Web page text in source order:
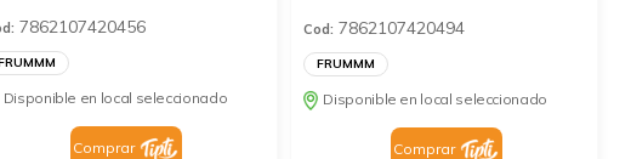
7862107420456
Disponible en local seleccionado
Comprar
Cod: 7862107420494
FRUMMM
Disponible en local seleccionado
Comprar